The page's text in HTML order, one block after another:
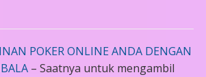
POKER ONLINE ANDA DENGAN
– Saatnya untuk mengambil